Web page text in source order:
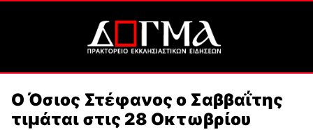
Ο Όσιος Στέφανος ο Σαββαΐτης
τιμάται στις 28 Οκτωβρίου